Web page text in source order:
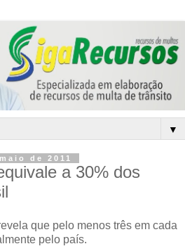
▼
de 2011
a 30% dos
que pelo menos três em cada
pelo país.